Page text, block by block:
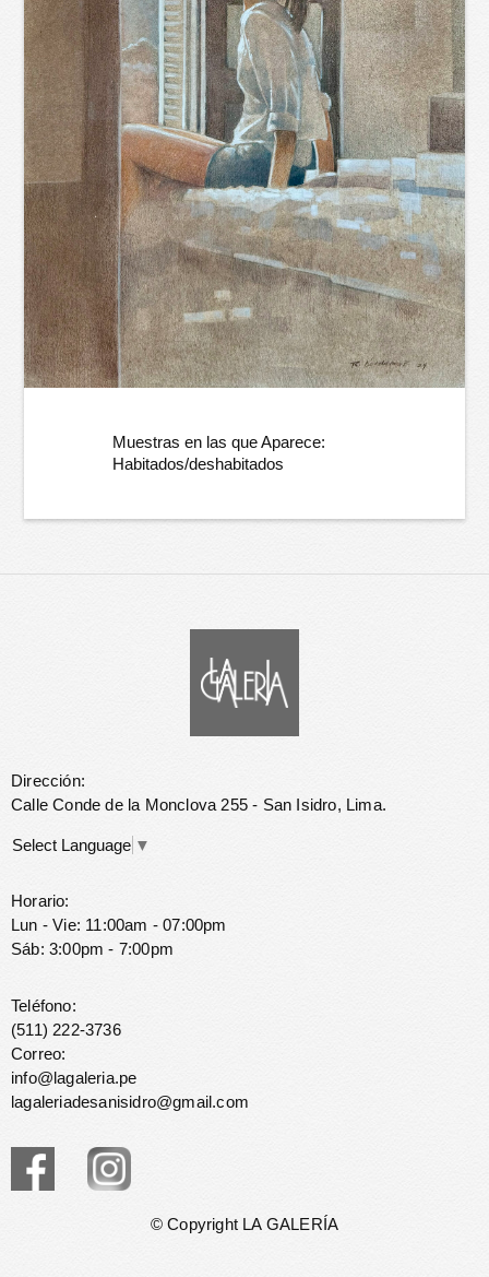
Muestras en las que Aparece:
Habitados/deshabitados
Dirección:
Calle Conde de la Monclova 255 - San Isidro, Lima.
Select Language ▼
Horario:
Lun - Vie: 11:00am - 07:00pm
Sáb: 3:00pm - 7:00pm
Teléfono:
(511) 222-3736
Correo:
info@lagaleria.pe
lagaleriadesanisidro@gmail.com
© Copyright LA GALERÍA